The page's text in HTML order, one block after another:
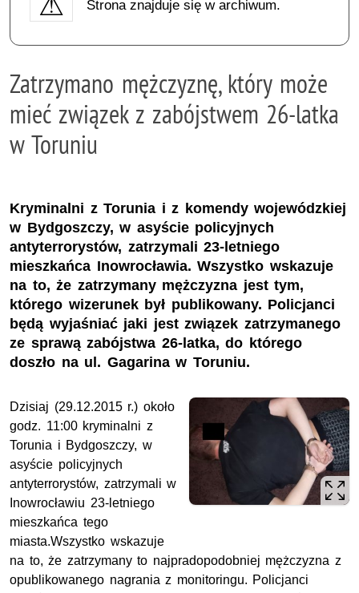
Strona znajduje się w archiwum.
Zatrzymano mężczyznę, który może
mieć związek z zabójstwem 26-latka
w Toruniu
Kryminalni z Torunia i z komendy wojewódzkiej
w Bydgoszczy, w asyście policyjnych
antyterrorystów, zatrzymali 23-letniego
mieszkańca Inowrocławia. Wszystko wskazuje
na to, że zatrzymany mężczyzna jest tym,
którego wizerunek był publikowany. Policjanci
będą wyjaśniać jaki jest związek zatrzymanego
ze sprawą zabójstwa 26-latka, do którego
doszło na ul. Gagarina w Toruniu.
Dzisiaj (29.12.2015 r.) około
godz. 11:00 kryminalni z
Torunia i Bydgoszczy, w
asyście policyjnych
antyterrorystów, zatrzymali w
Inowrocławiu 23-letniego
mieszkańca tego
miasta.Wszystko wskazuje
na to, że zatrzymany to najpradopodobniej mężczyzna z
opublikowanego nagrania z monitoringu. Policjanci